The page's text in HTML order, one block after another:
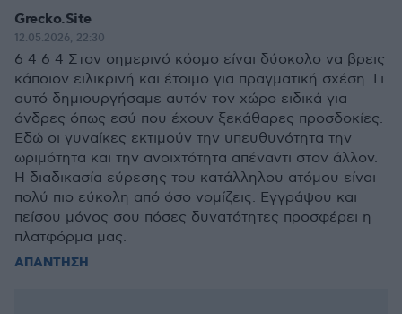
Grecko.Site
12.05.2026, 22:30
6 4 6 4 Στον σημερινό κόσμο είναι δύσκολο να βρεις
κάποιον ειλικρινή και έτοιμο για πραγματική σχέση. Γι
αυτό δημιουργήσαμε αυτόν τον χώρο ειδικά για
άνδρες όπως εσύ που έχουν ξεκάθαρες προσδοκίες.
Εδώ οι γυναίκες εκτιμούν την υπευθυνότητα την
ωριμότητα και την ανοιχτότητα απέναντι στον άλλον.
Η διαδικασία εύρεσης του κατάλληλου ατόμου είναι
πολύ πιο εύκολη από όσο νομίζεις. Εγγράψου και
πείσου μόνος σου πόσες δυνατότητες προσφέρει η
πλατφόρμα μας.
ΑΠΑΝΤΗΣΗ